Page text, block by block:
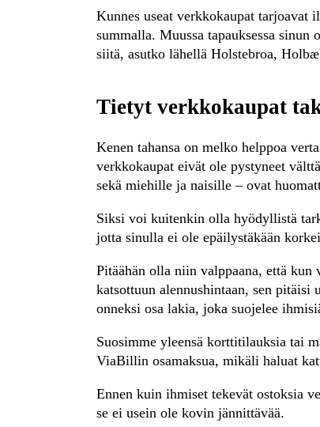
Kunnes useat verkkokaupat tarjoavat
summalla. Muussa tapauksessa
siitä, asutko lähellä Holstebroa,
Tietyt verkkokaupat
Kenen tahansa on melko helppoa
verkkokaupat eivät ole pystyneet
sekä miehille ja naisille – ovat
Siksi voi kuitenkin olla hyödyllistä
jotta sinulla ei ole epäilystäkään
Pitäähän olla niin valppaana, että kun
katsottuun alennushintaan, sen
onneksi osa lakia, joka suojelee
Suosimme yleensä korttitilauksia tai
ViaBillin osamaksua, mikäli haluat
Ennen kuin ihmiset tekevät ostoksia
se ei usein ole kovin jännittävää.